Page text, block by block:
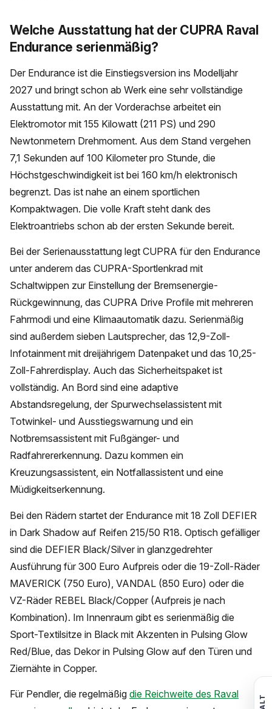
Welche Ausstattung hat der CUPRA Raval
Endurance serienmäßig?
Der Endurance ist die Einstiegsversion ins Modelljahr
2027 und bringt schon ab Werk eine sehr vollständige
Ausstattung mit. An der Vorderachse arbeitet ein
Elektromotor mit 155 Kilowatt (211 PS) und 290
Newtonmetern Drehmoment. Aus dem Stand vergehen
7,1 Sekunden auf 100 Kilometer pro Stunde, die
Höchstgeschwindigkeit ist bei 160 km/h elektronisch
begrenzt. Das ist nahe an einem sportlichen
Kompaktwagen. Die volle Kraft steht dank des
Elektroantriebs schon ab der ersten Sekunde bereit.
Bei der Serienausstattung legt CUPRA für den Endurance
unter anderem das CUPRA-Sportlenkrad mit
Schaltwippen zur Einstellung der Bremsenergie-
Rückgewinnung, das CUPRA Drive Profile mit mehreren
Fahrmodi und eine Klimaautomatik dazu. Serienmäßig
sind außerdem sieben Lautsprecher, das 12,9-Zoll-
Infotainment mit dreijährigem Datenpaket und das 10,25-
Zoll-Fahrerdisplay. Auch das Sicherheitspaket ist
vollständig. An Bord sind eine adaptive
Abstandsregelung, der Spurwechselassistent mit
Totwinkel- und Ausstiegswarnung und ein
Notbremsassistent mit Fußgänger- und
Radfahrererkennung. Dazu kommen ein
Kreuzungsassistent, ein Notfallassistent und eine
Müdigkeitserkennung.
Bei den Rädern startet der Endurance mit 18 Zoll DEFIER
in Dark Shadow auf Reifen 215/50 R18. Optisch gefälliger
sind die DEFIER Black/Silver in glanzgedrehter
Ausführung für 300 Euro Aufpreis oder die 19-Zoll-Räder
MAVERICK (750 Euro), VANDAL (850 Euro) oder die
VZ-Räder REBEL Black/Copper (Aufpreis je nach
Kombination). Im Innenraum gibt es serienmäßig die
Sport-Textilsitze in Black mit Akzenten in Pulsing Glow
Red/Blue, das Dekor in Pulsing Glow auf den Türen und
Ziernähte in Copper.
Für Pendler, die regelmäßig die Reichweite des Raval